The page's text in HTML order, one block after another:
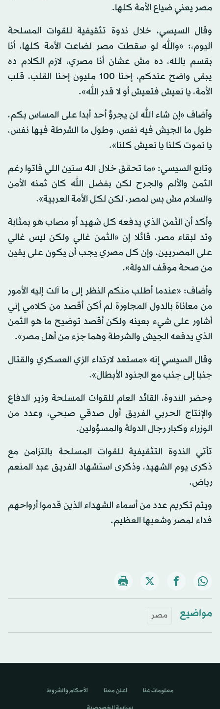
مصر يعني ضياع الأمة كلها.
وقال السيسي، خلال ندوة تثقيفية للقوات المسلحة
اليوم،: «والله لو سقطت مصر لضاعت الأمة كلها، أنا
بقسم بالله، ده مش عشان أنا مصري، لازم الكلام ده
يبقى واضح عندكم، إحنا 100 مليون إحنا القلب، قلب
الأمة، يا نعيش فتعيش أو لا قدر الله».
وأضاف «إن شاء الله لن يجرؤ أحد أبدا على المساس بكم،
طول ما الجيش فيه نفس، وطول ما الشرطة فيها نفس،
يا نموت كلنا يا نعيش كلنا».
وتابع السيسي: «ما تحقق خلال الـ4 سنين اللي فاتوا رغم
الثمن والألم والجرح لكن بفضل الله كان ثمنه الأمن
والسلام مش بس لمصر، لكن لكل الأمة العربية».
وأكد أن الثمن الذي يدفعه كل شهيد أو مصاب هو بمثابة
وتد لبقاء مصر، قائلا إن «الثمن غالي ولكن ليس غالي
على المصريين، وإن كل مصري يجب أن يكون على يقين
من صحة موقف الدولة».
وأضاف: «عندما أطلب منكم النظر إلى ما آلت إليه الأمور
من معاناة بالدول المجاورة لم أكن أقصد من كلامي إني
أشاور على شيء بعينه ولكن أقصد توضيح ما هو الثمن
الذي يدفعه الجيش والشرطة وهما جزء من أهل مصر».
وقال السيسي إنه «مستعد لارتداء الزي العسكري والقتال
جنبا إلى جنب مع الجنود الأبطال».
وحضر الندوة، القائد العام للقوات المسلحة وزير الدفاع
والإنتاج الحربي الفريق أول صدقي صبحي، وعدد من
الوزراء وكبار رجال الدولة والمسؤولين.
تأتي الندوة التثقيفية للقوات المسلحة بالتزامن مع
ذكرى يوم الشهيد، وذكرى استشهاد الفريق عبد المنعم
رياض.
ويتم تكريم عدد من أسماء الشهداء الذين قدموا أرواحهم
فداء لمصر وشعبها العظيم.
مواضيع مصر
معلومات عنا اعلن معنا الأحكام والشروط